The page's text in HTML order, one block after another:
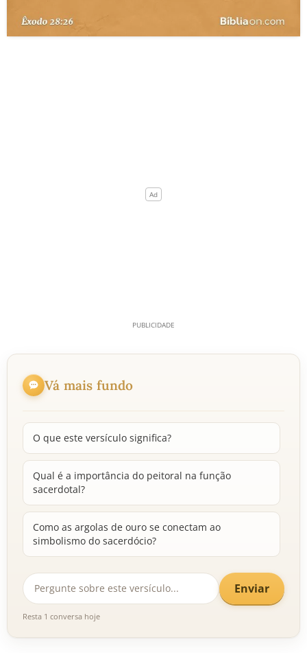
TERMO BÍBLICO
Vá mais fundo
O que este versículo significa?
Qual é a importância do peitoral na função
sacerdotal?
Como as argolas de ouro se conectam ao
simbolismo do sacerdócio?
Enviar
Resta 1 conversa hoje